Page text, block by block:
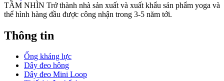
TẦM NHÌN Trở thành nhà sản xuất và xuất khẩu sản phẩm yoga và
thể hình hàng đầu được công nhận trong 3-5 năm tới.
Thông tin
Ống kháng lực
Dây đeo hông
Dây đeo Mini Loop